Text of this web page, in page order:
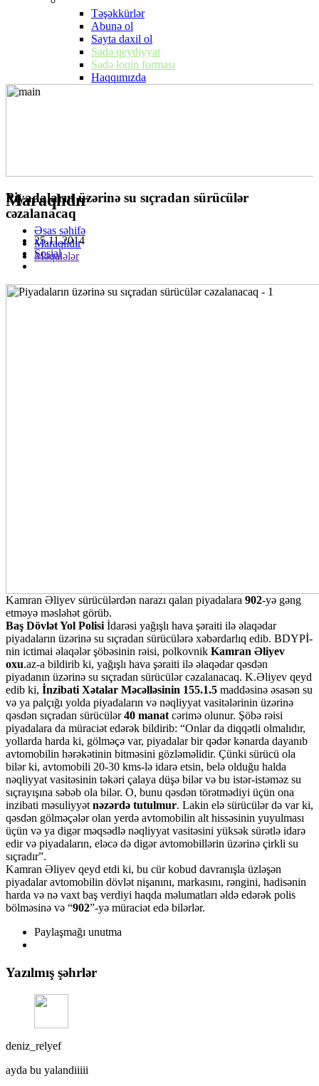
Təşəkkürlər
Abunə ol
Sayta daxil ol
Sadə qeydiyyat
Sadə loqin forması
Haqqımızda
Maraqlıdır
Əsas səhifə
Maraqlıdır
Məqalələr
Piyadaların üzərinə su sıçradan sürücülər
cəzalanacaq
25.11.2014
Sosial
Kamran Əliyev sürücülərdən narazı qalan piyadalara 902-yə gəng
etməyə məsləhət görüb.
Baş Dövlət Yol Polisiİdarəsi yağışlı hava şəraiti ilə əlaqədar
piyadaların üzərinə su sıçradan sürücülərə xəbərdarlıq edib. BDYPİ-
nin ictimai əlaqələr şöbəsinin rəisi, polkovnik Kamran Əliyev
oxu.az-a bildirib ki, yağışlı hava şəraiti ilə əlaqədar qəsdən
piyadanın üzərinə su sıçradan sürücülər cəzalanacaq. K.Əliyev qeyd
edib ki, İnzibati Xətalar Məcəlləsinin 155.1.5 maddəsinə əsasən su
və ya palçığı yolda piyadaların və nəqliyyat vasitələrinin üzərinə
qəsdən sıçradan sürücülər40 manatcərimə olunur. Şöbə rəisi
piyadalara da müraciət edərək bildirib: “Onlar da diqqətli olmalıdır,
yollarda harda ki, gölməçə var, piyadalar bir qədər kənarda dayanıb
avtomobilin hərəkətinin bitməsini gözləməlidir. Çünki sürücü ola
bilər ki, avtomobili 20-30 kms-lə idarə etsin, belə olduğu halda
nəqliyyat vasitəsinin təkəri çalaya düşə bilər və bu istər-istəməz su
sıçrayışına səbəb ola bilər. O, bunu qəsdən törətmədiyi üçün ona
inzibati məsuliyyətnəzərdə tutulmur. Lakin elə sürücülər də var ki,
qəsdən gölməçələr olan yerdə avtomobilin alt hissəsinin yuyulması
üçün və ya digər məqsədlə nəqliyyat vasitəsini yüksək sürətlə idarə
edir və piyadaların, eləcə də digər avtomobillərin üzərinə çirkli su
sıçradır”.
Kamran Əliyev qeyd etdi ki, bu cür kobud davranışla üzləşən
piyadalar avtomobilin dövlət nişanını, markasını, rəngini, hadisənin
harda və nə vaxt baş verdiyi haqda məlumatları əldə edərək polis
bölməsinə və “902”-yə müraciət edə bilərlər.
Paylaşmağı unutma
Yazılmış şəhrlər
deniz_relyef
ayda bu yalandiiiii